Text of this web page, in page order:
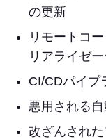
の更新
リモートコ
リアライゼ
CI/CDパイプ
悪用される
改ざんされ